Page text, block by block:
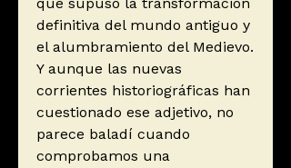
que supuso la transformación
definitiva del mundo antiguo y
el alumbramiento del Medievo.
Y aunque las nuevas
corrientes historiográficas han
cuestionado ese adjetivo, no
parece baladí cuando
comprobamos una